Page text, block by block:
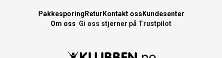
Pakkesporing Retur Kontakt oss Kundesenter
Om oss Gi oss stjerner på Trustpilot